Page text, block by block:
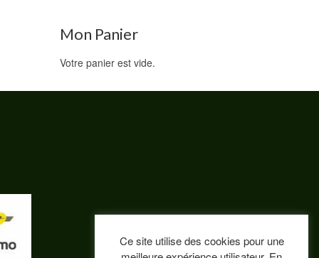
Mon Panier
Votre panier est vide.
Ce site utilise des cookies pour une